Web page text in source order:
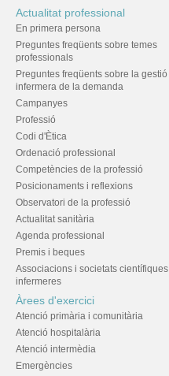
Actualitat professional
En primera persona
Preguntes freqüents sobre temes
professionals
Preguntes freqüents sobre la gestió
infermera de la demanda
Campanyes
Professió
Codi d'Ètica
Ordenació professional
Competències de la professió
Posicionaments i reflexions
Observatori de la professió
Actualitat sanitària
Agenda professional
Premis i beques
Associacions i societats científiques
infermeres
Àrees d'exercici
Atenció primària i comunitària
Atenció hospitalària
Atenció intermèdia
Emergències